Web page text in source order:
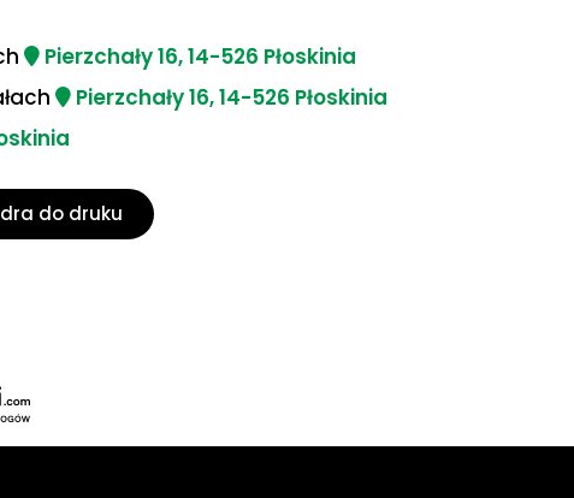
Pierzchały 16, 14-526 Płoskinia
Pierzchały 16, 14-526 Płoskinia
do druku